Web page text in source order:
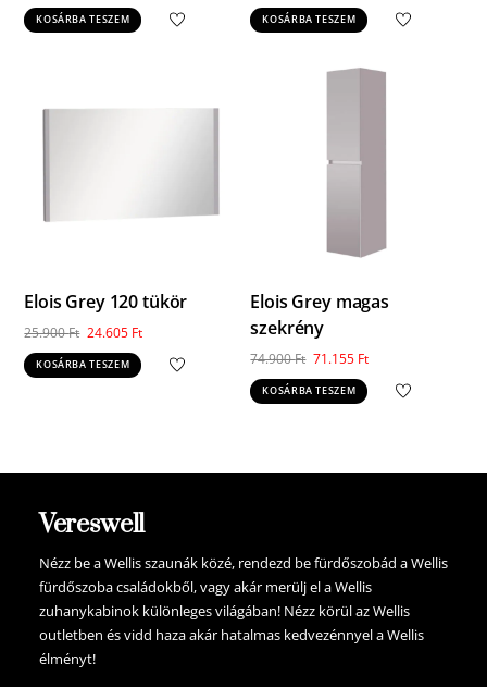
price
was:
price
KOSÁRBA TESZEM
price
was:
price
KOSÁRBA TESZEM
Elois Grey 120 tükör
25.900Ft Original
price
was:
24.605 FtCurrent
price
KOSÁRBA TESZEM
Elois Grey magas
szekrény
74.900Ft Original
price
was:
71.155 FtCurrent
price
KOSÁRBA TESZEM
Vereswell
Nézz be a Wellis szaunák közé, rendezd be fürdőszobád a Wellis
fürdőszoba családokből, vagy akár merülj el a Wellis
zuhanykabinok különleges világában! Nézz körül az Wellis
outletben és vidd haza akár hatalmas kedvezénnyel a Wellis
élményt!